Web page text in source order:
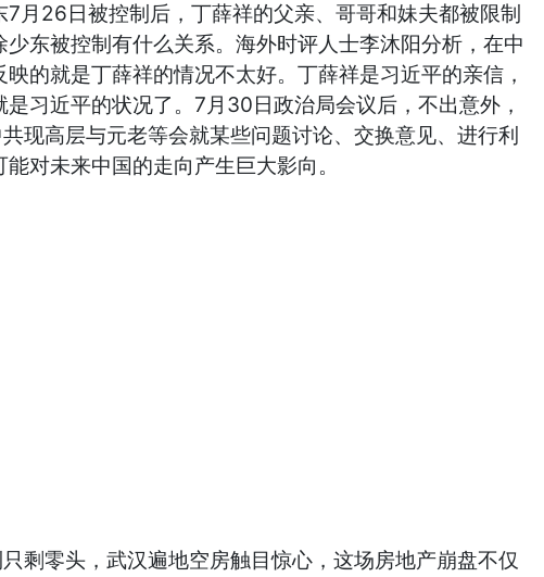
月26日被控制后，丁薛祥的父亲、哥哥和妹夫都被限制
东被控制有什么关系。海外时评人士李沐阳分析，在中
的就是丁薛祥的情况不太好。丁薛祥是习近平的亲信，
习近平的状况了。7月30日政治局会议后，不出意外，
现高层与元老等会就某些问题讨论、交换意见、进行利
对未来中国的走向产生巨大影向。
剩零头，武汉遍地空房触目惊心，这场房地产崩盘不仅